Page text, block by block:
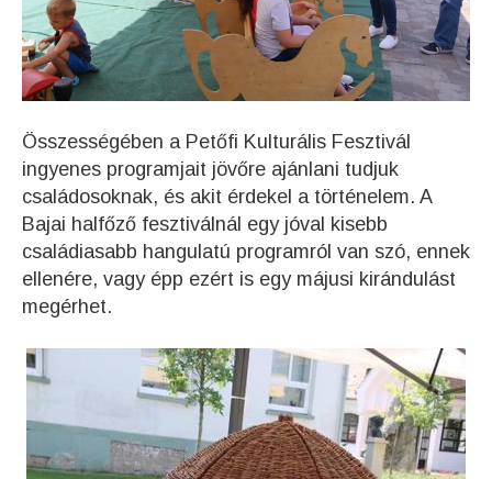
Összességében a Petőfi Kulturális Fesztivál
ingyenes programjait jövőre ajánlani tudjuk
családosoknak, és akit érdekel a történelem. A
Bajai halfőző fesztiválnál egy jóval kisebb
családiasabb hangulatú programról van szó, ennek
ellenére, vagy épp ezért is egy májusi kirándulást
megérhet.